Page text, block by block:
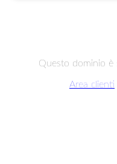
Questo dominio è
Area clienti